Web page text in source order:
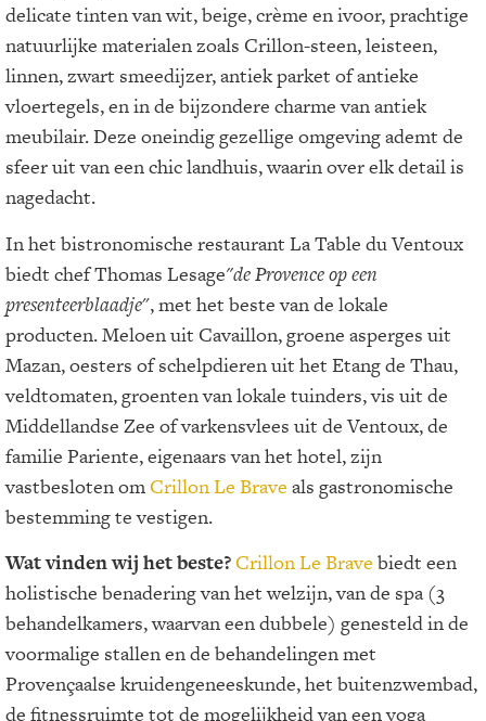
delicate tinten van wit, beige, crème en ivoor, prachtige
natuurlijke materialen zoals Crillon-steen, leisteen,
linnen, zwart smeedijzer, antiek parket of antieke
vloertegels, en in de bijzondere charme van antiek
meubilair. Deze oneindig gezellige omgeving ademt de
sfeer uit van een chic landhuis, waarin over elk detail is
nagedacht.
In het bistronomische restaurant La Table du Ventoux
biedt chef Thomas Lesage"de Provence op een
presenteerblaadje", met het beste van de lokale
producten. Meloen uit Cavaillon, groene asperges uit
Mazan, oesters of schelpdieren uit het Etang de Thau,
veldtomaten, groenten van lokale tuinders, vis uit de
Middellandse Zee of varkensvlees uit de Ventoux, de
familie Pariente, eigenaars van het hotel, zijn
vastbesloten omCrillon Le Brave als gastronomische
bestemming te vestigen.
Wat vinden wij het beste?Crillon Le Brave biedt een
holistische benadering van het welzijn, van de spa (3
behandelkamers, waarvan een dubbele) genesteld in de
voormalige stallen en de behandelingen met
Provençaalse kruidengeneeskunde, het buitenzwembad,
de fitnessruimte tot de mogelijkheid van een yoga